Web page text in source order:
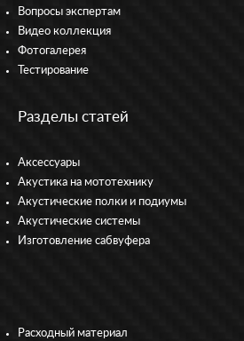
Вопросы экспертам
Видео коллекция
Фотогалерея
Тестирование
Разделы статей
Аксессуары
Акустика на мототехнику
Акустические полки и подиумы
Акустические системы
Изготовление сабвуфера
Расходный материал